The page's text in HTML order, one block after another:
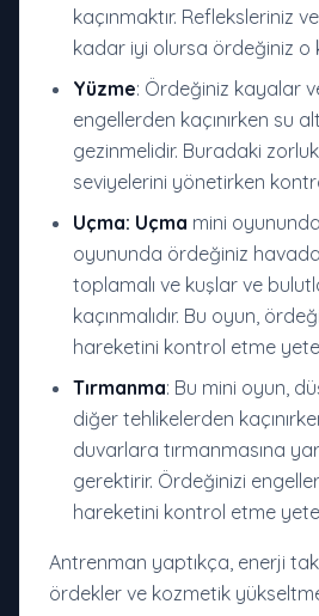
kaçınmaktır. Refleksleriniz
kadar iyi olursa ördeğiniz o
Yüzme: Ördeğiniz kayalar
engellerden kaçınırken su
gezinmelidir. Buradaki
seviyelerini yönetirken
Uçma: Uçma mini
oyununda ördeğiniz
toplamalı ve kuşlar ve
kaçınmalıdır. Bu oyun,
hareketini kontrol etme
Tırmanma: Bu mini oyun,
diğer tehlikelerden
duvarlara tırmanmasına
gerektirir. Ördeğinizi
hareketini kontrol etme
Antrenman yaptıkça, enerji
ördekler ve kozmetik